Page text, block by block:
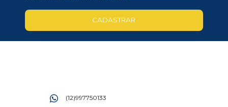
CADASTRAR
(12)997750133